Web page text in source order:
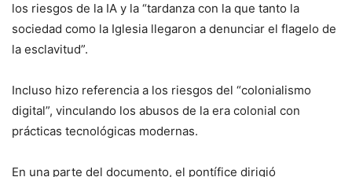
los riesgos de la IA y la “tardanza con la que tanto la
sociedad como la Iglesia llegaron a denunciar el flagelo de
la esclavitud”.
Incluso hizo referencia a los riesgos del “colonialismo
digital”, vinculando los abusos de la era colonial con
prácticas tecnológicas modernas.
En una parte del documento, el pontífice dirigió